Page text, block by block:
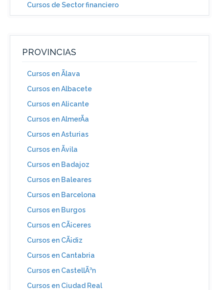
Cursos de Sector financiero
PROVINCIAS
Cursos en Ãlava
Cursos en Albacete
Cursos en Alicante
Cursos en AlmerÃ­a
Cursos en Asturias
Cursos en Ãvila
Cursos en Badajoz
Cursos en Baleares
Cursos en Barcelona
Cursos en Burgos
Cursos en CÃ¡ceres
Cursos en CÃ¡diz
Cursos en Cantabria
Cursos en CastellÃ³n
Cursos en Ciudad Real